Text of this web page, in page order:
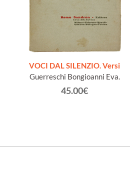
VOCI DAL SILENZIO. Versi
Guerreschi Bongioanni Eva.
45.00€